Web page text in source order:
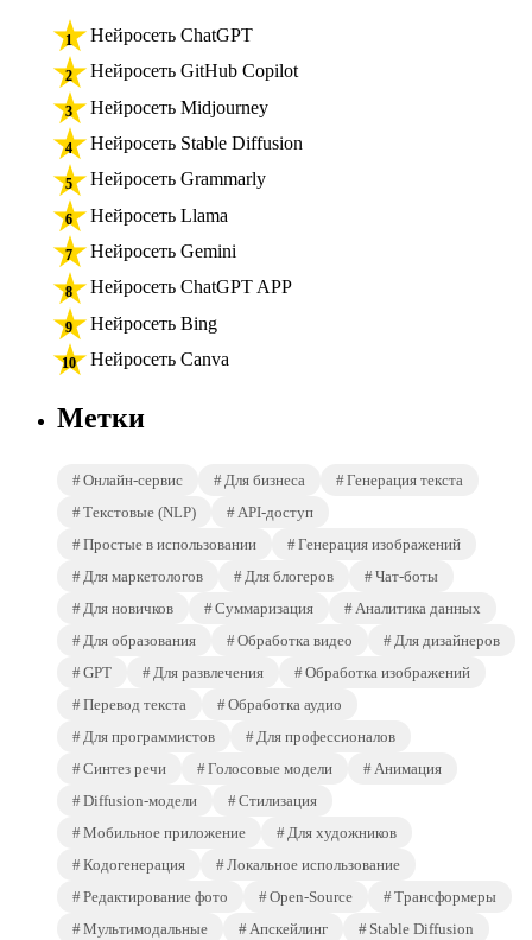
Нейросеть ChatGPT
Нейросеть GitHub Copilot
Нейросеть Midjourney
Нейросеть Stable Diffusion
Нейросеть Grammarly
Нейросеть Llama
Нейросеть Gemini
Нейросеть ChatGPT APP
Нейросеть Bing
Нейросеть Canva
Метки
Онлайн-сервис Для бизнеса
Генерация текста
Текстовые (NLP)
API-доступ
Простые в использовании
Генерация изображений
Для маркетологов
Для блогеров
Чат-боты
Для новичков
Суммаризация
Аналитика данных
Для образования
Обработка видео
Для дизайнеров
GPT
Для развлечения
Обработка изображений
Перевод текста
Обработка аудио
Для программистов
Для профессионалов
Синтез речи
Голосовые модели
Анимация
Diffusion-модели
Стилизация
Мобильное приложение
Для художников
Кодогенерация
Локальное использование
Редактирование фото
Open-Source
Трансформеры
Мультимодальные
Апскейлинг Stable Diffusion